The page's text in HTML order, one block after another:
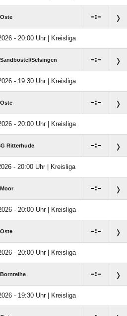
:
- 20:00 Uhr | Kreisliga
​Selsingen :
- 19:30 Uhr | Kreisliga
:
- 20:00 Uhr | Kreisliga
Ritterhude :
- 20:00 Uhr | Kreisliga
:
- 20:00 Uhr | Kreisliga
:
- 20:00 Uhr | Kreisliga
:
- 19:30 Uhr | Kreisliga